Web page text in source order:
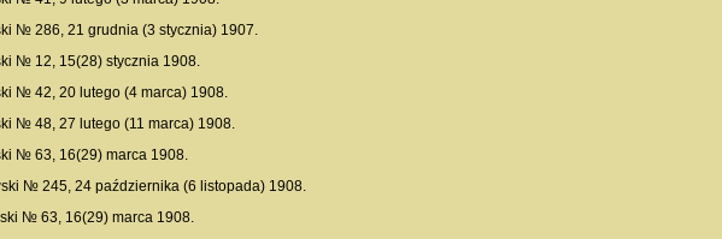
№ 286, 21 grudnia (3 stycznia) 1907.
№ 12, 15(28) stycznia 1908.
№ 42, 20 lutego (4 marca) 1908.
№ 48, 27 lutego (11 marca) 1908.
№ 63, 16(29) marca 1908.
№ 245, 24 października (6 listopada) 1908.
№ 63, 16(29) marca 1908.